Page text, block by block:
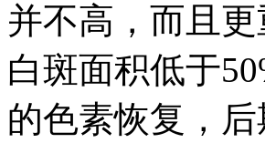
并不高，而且
白斑面积低于
的色素恢复，